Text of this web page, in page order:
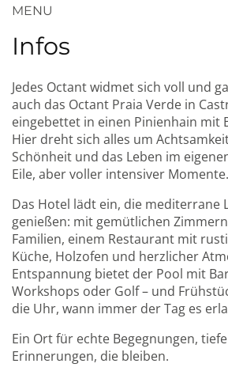
MENU
Infos
Jedes Octant widmet sich voll und
auch das Octant Praia Verde in
eingebettet in einen Pinienhain mit
Hier dreht sich alles um
Schönheit und das Leben im
Eile, aber voller intensiver Momente.
Das Hotel lädt ein, die mediterrane
genießen: mit gemütlichen
Familien, einem Restaurant mit
Küche, Holzofen und herzlicher
Entspannung bietet der Pool mit
Workshops oder Golf – und
die Uhr, wann immer der Tag es
Ein Ort für echte Begegnungen,
Erinnerungen, die bleiben.